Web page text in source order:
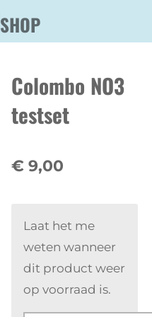
SHOP
Colombo NO3
testset
€ 9,00
Laat het me
weten wanneer
dit product weer
op voorraad is.